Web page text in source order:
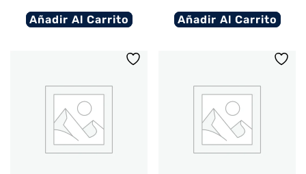
Añadir Al Carrito Añadir Al Carrito